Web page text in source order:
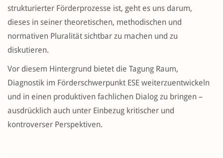
strukturierter Förderprozesse ist, geht es uns darum,
dieses in seiner theoretischen, methodischen und
normativen Pluralität sichtbar zu machen und zu
diskutieren.
Vor diesem Hintergrund bietet die Tagung Raum,
Diagnostik im Förderschwerpunkt ESE weiterzuentwickeln
und in einen produktiven fachlichen Dialog zu bringen –
ausdrücklich auch unter Einbezug kritischer und
kontroverser Perspektiven.